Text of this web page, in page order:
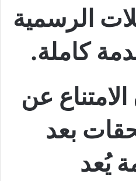
الرسمية
كاملة.
عن
بعد
يُعد